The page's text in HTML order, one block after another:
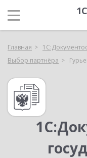
Главная
Выбор партнёра